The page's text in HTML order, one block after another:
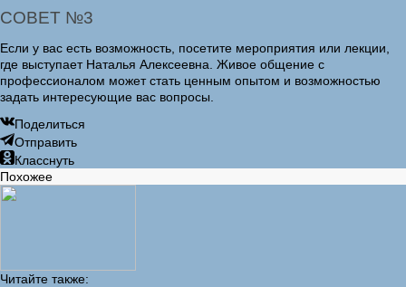
СОВЕТ №3
Если у вас есть возможность, посетите мероприятия или лекции,
где выступает Наталья Алексеевна. Живое общение с
профессионалом может стать ценным опытом и возможностью
задать интересующие вас вопросы.
Поделиться
Отправить
Класснуть
Похожее
Читайте также: